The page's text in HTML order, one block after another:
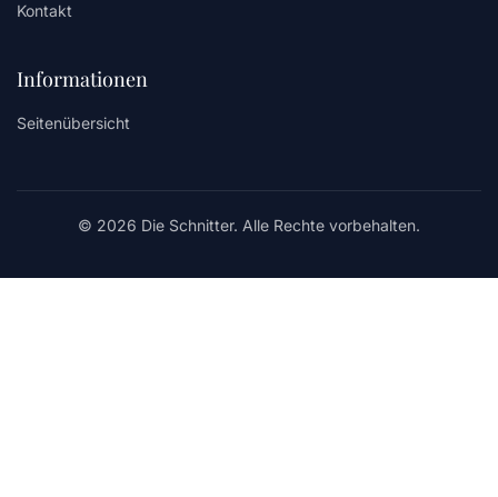
Kontakt
Informationen
Seitenübersicht
© 2026 Die Schnitter. Alle Rechte vorbehalten.